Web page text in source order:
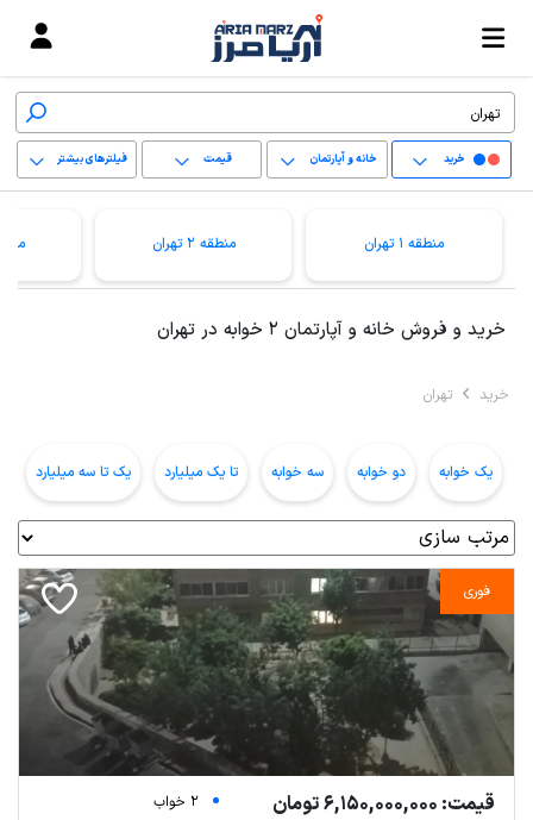
خرید خانه و آپارتمان قیمت فیلترهای بیشتر
منطقه 1 تهران منطقه 2 تهران منطقه
خرید و فروش خانه و آپارتمان 2 خوابه در تهران
خرید تهران
یک خوابه دو خوابه سه خوابه تا یک میلیارد یک تا سه میلیارد
فوری
قیمت: 6,150,000,000 تومان
2 خواب